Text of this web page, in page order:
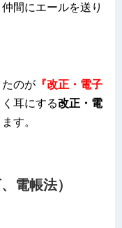
間にエールを送り
のが 『改正・電子
耳にする改正・電
す。
電帳法）